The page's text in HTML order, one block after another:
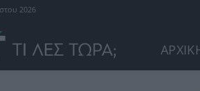
2026